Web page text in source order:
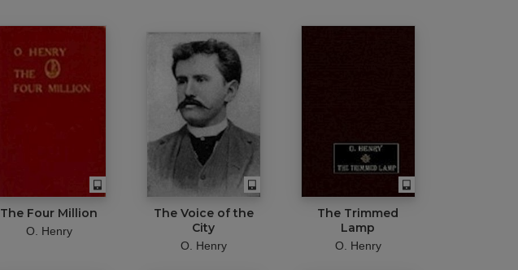
The Four Million
O. Henry
The Voice of the
City
O. Henry
The Trimmed
Lamp
O. Henry